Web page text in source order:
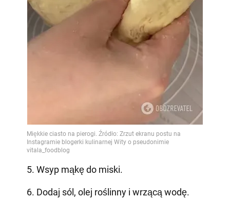
5. Wsyp mąkę do miski.
6. Dodaj sól, olej roślinny i wrzącą wodę.